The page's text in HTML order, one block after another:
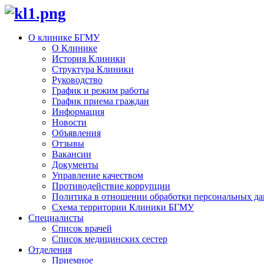
О клинике БГМУ
О Клинике
История Клиники
Структура Клиники
Руководство
График и режим работы
График приема граждан
Информация
Новости
Объявления
Отзывы
Вакансии
Документы
Управление качеством
Противодействие коррупции
Политика в отношении обработки персональных
Схема территории Клиники БГМУ
Специалисты
Список врачей
Список медицинских сестер
Отделения
Приемное